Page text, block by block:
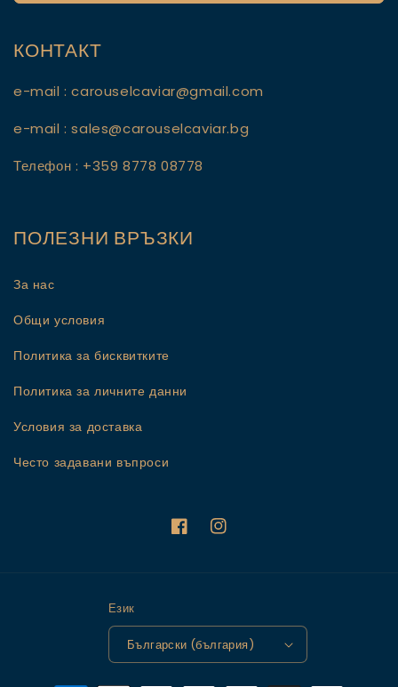
КОНТАКТ
e-mail : carouselcaviar@gmail.com
e-mail : sales@carouselcaviar.bg
Телефон : +359 8778 08778
ПОЛЕЗНИ ВРЪЗКИ
За нас
Общи условия
Политика за бисквитките
Политика за личните данни
Условия за доставка
Често задавани въпроси
FacebookInstagram
Език
Български (българия)